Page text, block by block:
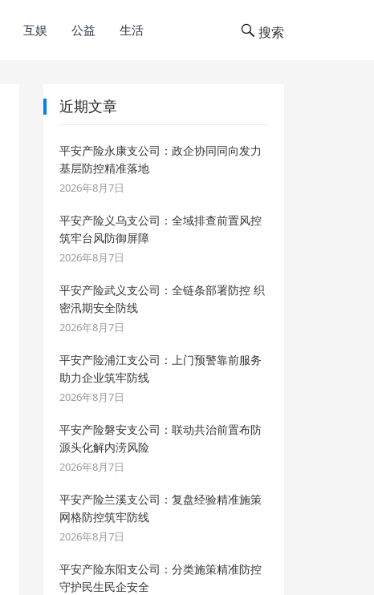
互娱 公益 生活 搜索
近期文章
平安产险永康支公司：政企协同同向发力
基层防控精准落地
2026年8月7日
平安产险义乌支公司：全域排查前置风控
筑牢台风防御屏障
2026年8月7日
平安产险武义支公司：全链条部署防控 织
密汛期安全防线
2026年8月7日
平安产险浦江支公司：上门预警靠前服务
助力企业筑牢防线
2026年8月7日
平安产险磐安支公司：联动共治前置布防
源头化解内涝风险
2026年8月7日
平安产险兰溪支公司：复盘经验精准施策
网格防控筑牢防线
2026年8月7日
平安产险东阳支公司：分类施策精准防控
守护民生民企安全